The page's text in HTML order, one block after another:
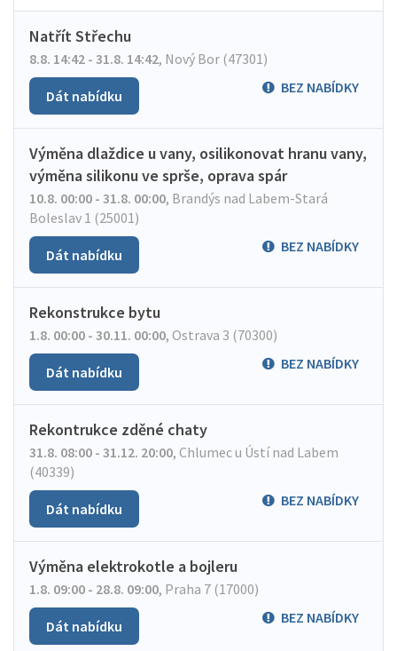
Natřít Střechu
8.8. 14:42 - 31.8. 14:42, Nový Bor (47301)
BEZ NABÍDKY
Dát nabídku
Výměna dlaždice u vany, osilikonovat hranu vany,
výměna silikonu ve sprše, oprava spár
10.8. 00:00 - 31.8. 00:00, Brandýs nad Labem-Stará
Boleslav 1 (25001)
BEZ NABÍDKY
Dát nabídku
Rekonstrukce bytu
1.8. 00:00 - 30.11. 00:00, Ostrava 3 (70300)
BEZ NABÍDKY
Dát nabídku
Rekontrukce zděné chaty
31.8. 08:00 - 31.12. 20:00, Chlumec u Ústí nad Labem
(40339)
BEZ NABÍDKY
Dát nabídku
Výměna elektrokotle a bojleru
1.8. 09:00 - 28.8. 09:00, Praha 7 (17000)
BEZ NABÍDKY
Dát nabídku